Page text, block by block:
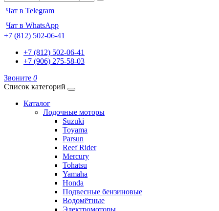
Чат в Telegram
Чат в WhatsApp
+7 (812) 502-06-41
+7 (812) 502-06-41
+7 (906) 275-58-03
Звоните 0
Список категорий
Каталог
Лодочные моторы
Suzuki
Toyama
Parsun
Reef Rider
Mercury
Tohatsu
Yamaha
Honda
Подвесные бензиновые
Водомётные
Электромоторы